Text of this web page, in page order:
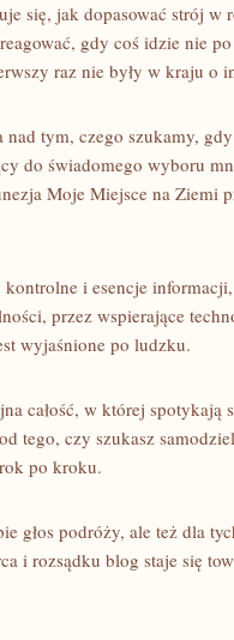
się, jak dopasować strój w
gdy coś idzie nie
raz nie były w kraju o
nad tym, czego szukamy,
do świadomego wyboru
Moje Miejsce na Ziemi
i esencje
przez wspierające
wyjaśnione po ludzku.
całość, w której
tego, czy szukasz
po kroku.
głos podróży, ale też dla
i rozsądku blog staje się